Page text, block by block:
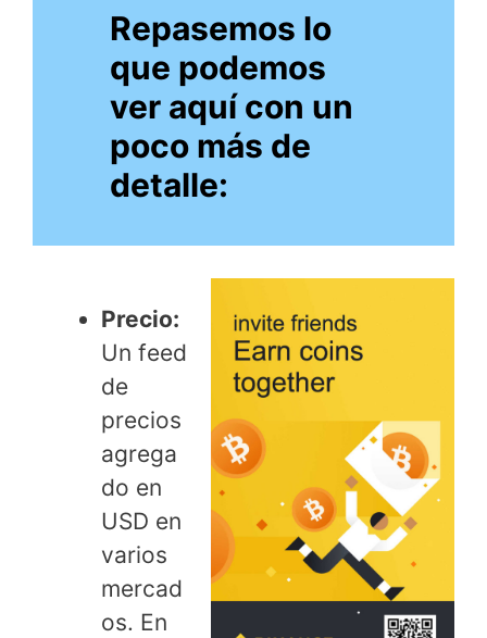
Repasemos lo
que podemos
ver aquí con un
poco más de
detalle:
Precio:
Un feed
de
precios
agrega
do en
USD en
varios
mercad
os. En